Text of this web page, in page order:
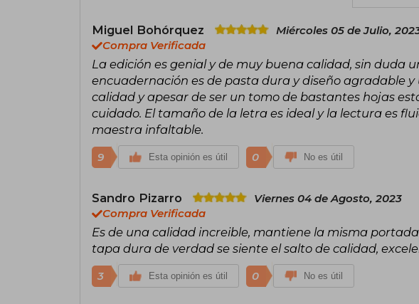
Miguel Bohórquez
Miércoles 05 de Julio,
Compra Verificada
La edición es genial y de muy buena calidad, sin duda
encuadernación es de pasta dura y diseño agradable y
calidad y apesar de ser un tomo de bastantes hojas
cuidado. El tamaño de la letra es ideal y la lectura es
maestra infaltable.
9 Esta opinión es útil 0 No es útil
Sandro Pizarro
Viernes 04 de Agosto, 2023
Compra Verificada
Es de una calidad increible, mantiene la misma
tapa dura de verdad se siente el salto de calidad,
3 Esta opinión es útil 0 No es útil